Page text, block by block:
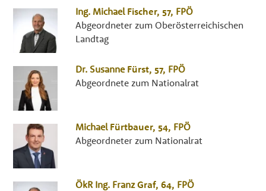
Ing. Michael Fischer, 57, FPÖ
Abgeordneter zum Oberösterreichischen
Landtag
Dr. Susanne Fürst, 57, FPÖ
Abgeordnete zum Nationalrat
Michael Fürtbauer, 54, FPÖ
Abgeordneter zum Nationalrat
ÖkR Ing. Franz Graf, 64, FPÖ